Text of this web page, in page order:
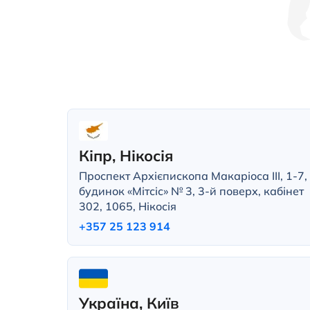
Кіпр, Нікосія
Проспект Архієпископа Макаріоса III, 1-7,
будинок «Мітсіс» № 3, 3-й поверх, кабінет
302, 1065, Нікосія
+357 25 123 914
Україна, Київ